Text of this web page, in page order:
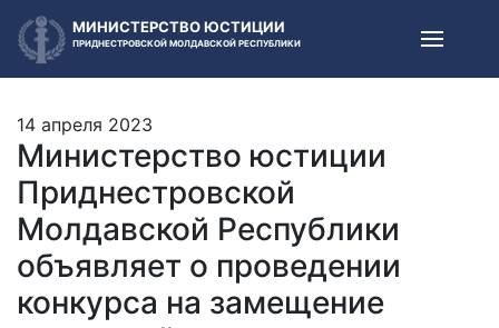
МИНИСТЕРСТВО ЮСТИЦИИ
ПРИДНЕСТРОВСКОЙ МОЛДАВСКОЙ РЕСПУБЛИКИ
14 апреля 2023
Министерство юстиции
Приднестровской
Молдавской Республики
объявляет о проведении
конкурса на замещение